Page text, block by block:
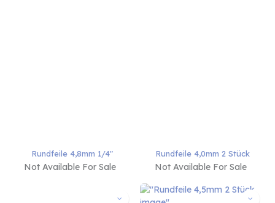
Rundfeile 4,8mm 1/4"
Not Available For Sale
Rundfeile 4,0mm 2 Stück
Not Available For Sale